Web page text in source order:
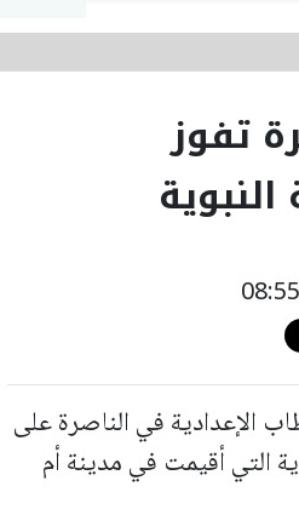
تفوز
الإعدادية في الناصرة على
التي أقيمت في مدينة أم